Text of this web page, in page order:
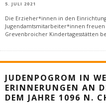
5. JULI 2021
Die Erzieher*innen in den
Jugendamtsmitarbeiter*innen
Grevenbroicher Kindertagesstätten
JUDENPOGROM IN
ERINNERUNGEN AN
DEM JAHRE 1096 N.